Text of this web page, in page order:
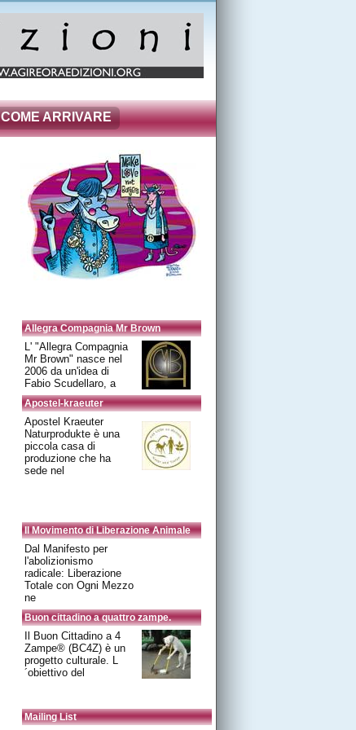
COME ARRIVARE
Allegra Compagnia Mr Brown
L' "Allegra Compagnia
Mr Brown" nasce nel
2006 da un'idea di
Fabio Scudellaro, a
Apostel-kraeuter
Apostel Kraeuter
Naturprodukte è una
piccola casa di
produzione che ha
sede nel
Il Movimento di Liberazione Animale
Dal Manifesto per
l'abolizionismo
radicale: Liberazione
Totale con Ogni Mezzo
ne
Buon cittadino a quattro zampe.
Il Buon Cittadino a 4
Zampe® (BC4Z) è un
progetto culturale. L
´obiettivo del
Mailing List